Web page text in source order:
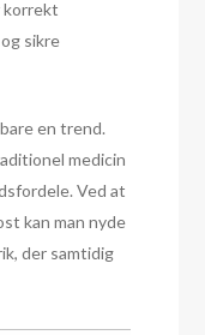
korrekt
sikre
en trend.
medicin
Ved at
kan man nyde
der samtidig